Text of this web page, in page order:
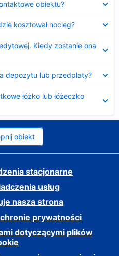
obiektu?
kosztował nocleg?
Kiedy zostanie ona
depozytu lub przedpłaty?
łóżko lub łóżeczko
obiekt
stacjonarne
usług
nasza strona
prywatności
dotyczącymi plików